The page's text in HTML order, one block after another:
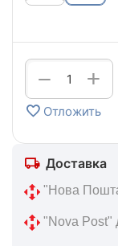
+
−
Отложить
Доставка
"Нова
"Nova Post"